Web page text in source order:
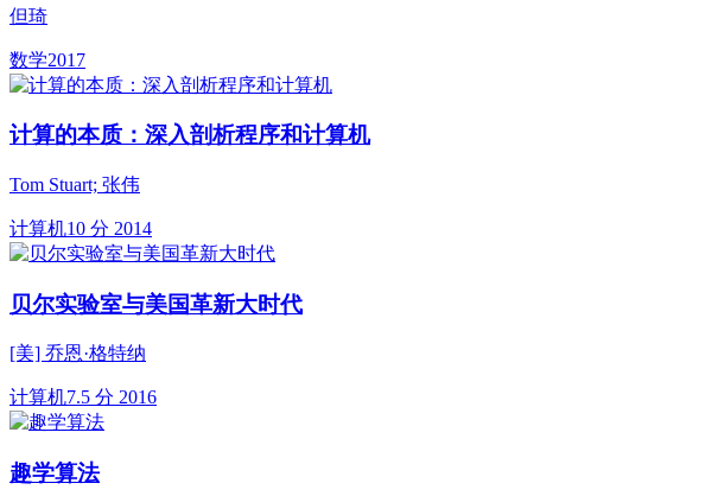
但琦
数学2017
计算的本质：深入剖析程序和计算机
Tom Stuart; 张伟
计算机10 分 2014
贝尔实验室与美国革新大时代
[美] 乔恩·格特纳
计算机7.5 分 2016
趣学算法